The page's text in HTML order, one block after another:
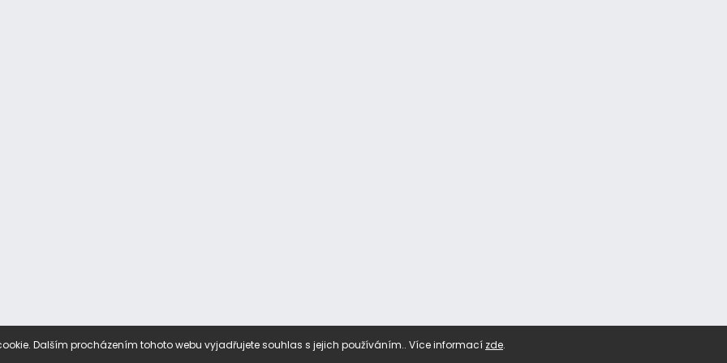
Dalším procházením tohoto webu vyjadřujete souhlas s jejich používáním.. Více informací zde.